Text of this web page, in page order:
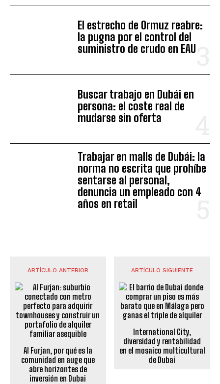
El estrecho de Ormuz reabre:
la pugna por el control del
suministro de crudo en EAU
Buscar trabajo en Dubái en
persona: el coste real de
mudarse sin oferta
Trabajar en malls de Dubái: la
norma no escrita que prohíbe
sentarse al personal,
denuncia un empleado con 4
años en retail
ARTÍCULO ANTERIOR
Al Furjan, por qué es la
comunidad en auge que
abre horizontes de
inversión en Dubai
ARTÍCULO SIGUIENTE
International City,
diversidad y rentabilidad
en el mosaico multicultural
de Dubai